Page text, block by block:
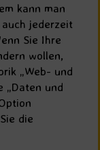
kann man
jederzeit
Sie Ihre
wollen,
„Web- und
„Daten und
die